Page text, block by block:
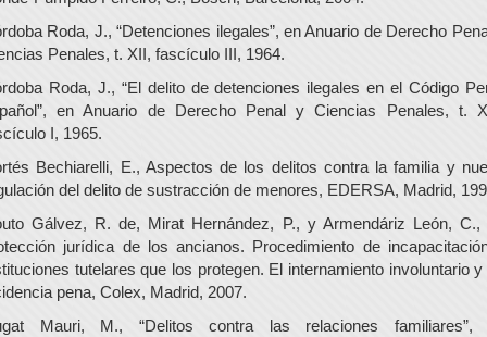
Roda, J., “Detenciones ilegales”, en Anuario de Derecho
Penales, t. XII, fascículo III, 1964.
Roda, J., “El delito de detenciones ilegales en el Código
en Anuario de Derecho Penal y Ciencias Penales, t.
I, 1965.
Bechiarelli, E., Aspectos de los delitos contra la familia y
del delito de sustracción de menores, EDERSA, Madrid,
Gálvez, R. de, Mirat Hernández, P., y Armendáriz León, C.,
jurídica de los ancianos. Procedimiento de
tutelares que los protegen. El internamiento involuntario
pena, Colex, Madrid, 2007.
Mauri, M., “Delitos contra las relaciones familiares”,